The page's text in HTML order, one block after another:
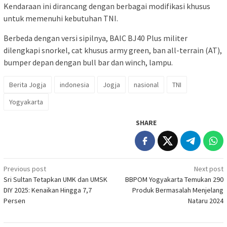
Kendaraan ini dirancang dengan berbagai modifikasi khusus
untuk memenuhi kebutuhan TNI.
Berbeda dengan versi sipilnya, BAIC BJ40 Plus militer
dilengkapi snorkel, cat khusus army green, ban all-terrain (AT),
bumper depan dengan bull bar dan winch, lampu.
Berita Jogja indonesia Jogja nasional
TNI
Yogyakarta
SHARE
Post
navigation
Previous post
Sri Sultan Tetapkan UMK dan UMSK
DIY 2025: Kenaikan Hingga 7,7
Persen
Next post
BBPOM Yogyakarta Temukan 290
Produk Bermasalah Menjelang
Nataru 2024